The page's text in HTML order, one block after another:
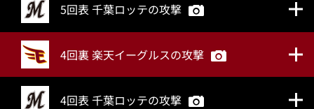
5回表 千葉ロッテの攻撃
4回裏 楽天イーグルスの攻撃
4回表 千葉ロッテの攻撃